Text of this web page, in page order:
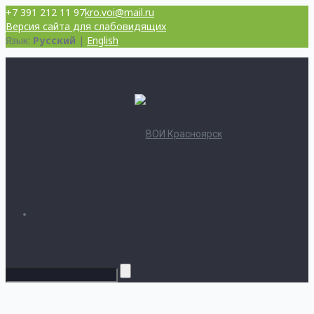
+7 391 212 11 97kro.voi@mail.ru
Версия сайта для слабовидящих
Язык: Русский | English